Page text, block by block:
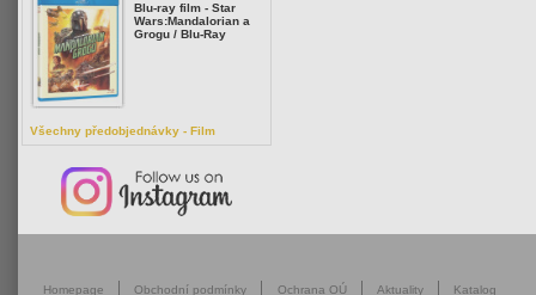
Blu-ray film - Star
Wars:Mandalorian a
Grogu / Blu-Ray
Všechny předobjednávky - Film
Homepage Obchodní podmínky Ochrana OÚ Aktuality Katalog